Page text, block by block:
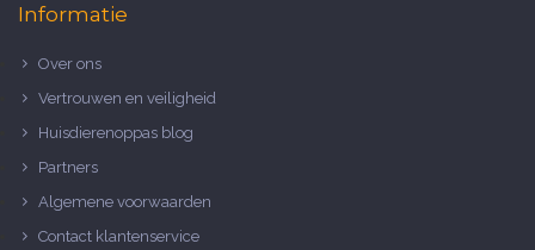
Informatie
Over ons
Vertrouwen en veiligheid
Huisdierenoppas blog
Partners
Algemene voorwaarden
Contact klantenservice